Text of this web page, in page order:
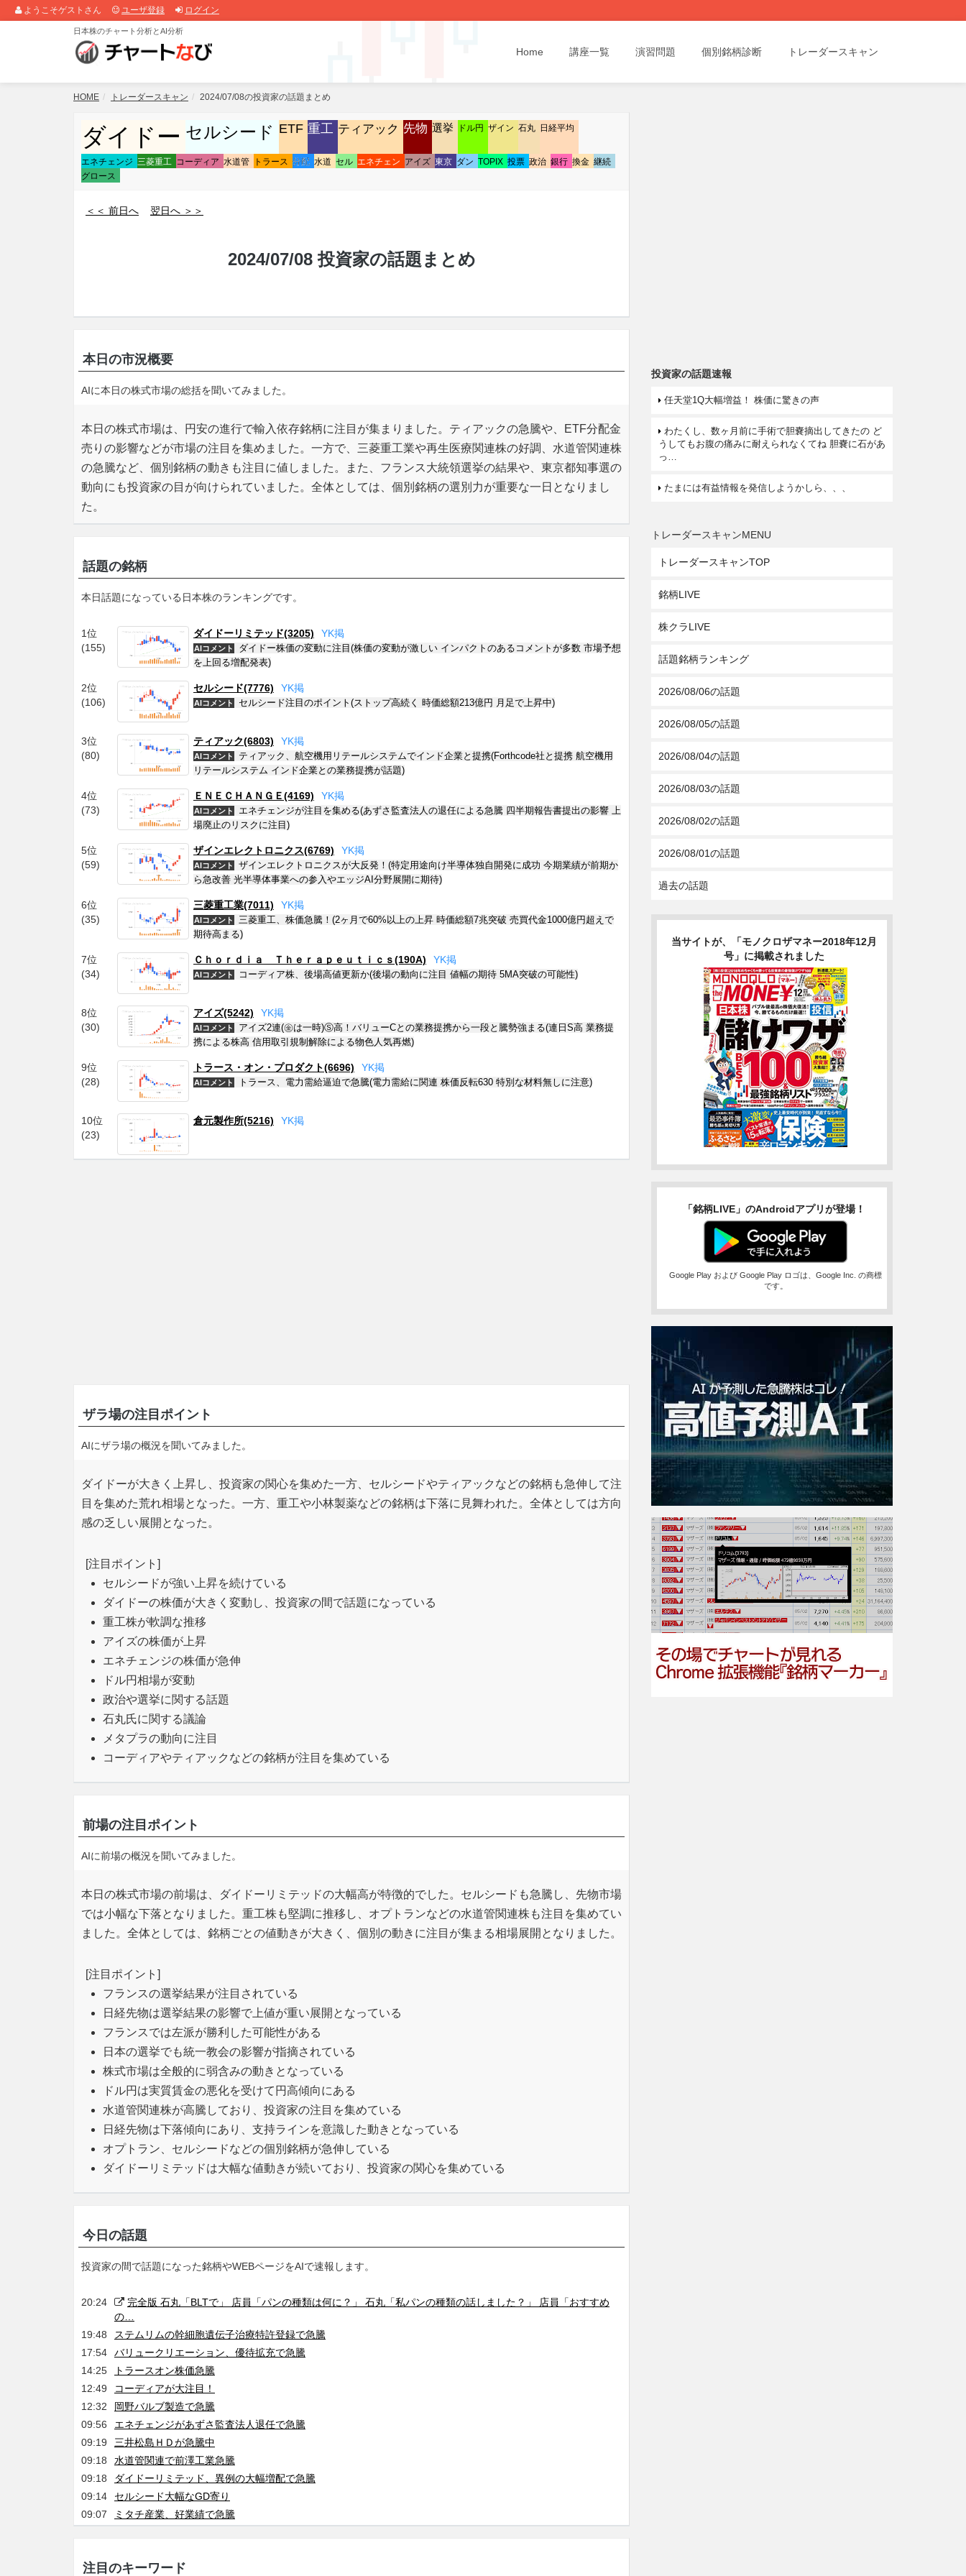
ようこそゲストさん ユーザ登録 ログイン
日本株のチャート分析とAI分析
Home 講座一覧 演習問題 個別銘柄診断 トレーダースキャン
HOME トレーダースキャン 2024/07/08の投資家の話題まとめ
ダイドー セルシード ETF 重工 ティアック 先物 選挙 ドル円 ザイン 石丸 日経平均
エネチェンジ 三菱重工 コーディア 水道管 トラース 分配 水道 セル エネチェン アイズ 東京 ダン TOPIX 投票 政治 銀行 換金 継続
グロース
＜＜ 前日へ 翌日へ ＞＞
2024/07/08 投資家の話題まとめ
本日の市況概要
AIに本日の株式市場の総括を聞いてみました。
本日の株式市場は、円安の進行で輸入依存銘柄に注目が集まりました。ティアックの急騰や、ETF分配金
売りの影響などが市場の注目を集めました。一方で、三菱重工業や再生医療関連株の好調、水道管関連株
の急騰など、個別銘柄の動きも注目に値しました。また、フランス大統領選挙の結果や、東京都知事選の
動向にも投資家の目が向けられていました。全体としては、個別銘柄の選別力が重要な一日となりまし
た。
話題の銘柄
本日話題になっている日本株のランキングです。
1位
(155)
ダイドーリミテッド(3205) YK掲
AIコメント
ダイドー株価の変動に注目(株価の変動が激しい インパクトのあるコメントが多数 市場予想
を上回る増配発表)
2位
(106)
セルシード(7776) YK掲
AIコメント セルシード注目のポイント(ストップ高続く 時価総額213億円 月足で上昇中)
3位
(80)
ティアック(6803) YK掲
AIコメント
ティアック、航空機用リテールシステムでインド企業と提携(Forthcode社と提携 航空機用
リテールシステム インド企業との業務提携が話題)
4位
(73)
ＥＮＥＣＨＡＮＧＥ(4169) YK掲
AIコメント
エネチェンジが注目を集める(あずさ監査法人の退任による急騰 四半期報告書提出の影響 上
場廃止のリスクに注目)
5位
(59)
ザインエレクトロニクス(6769) YK掲
AIコメント
ザインエレクトロニクスが大反発！(特定用途向け半導体独自開発に成功 今期業績が前期か
ら急改善 光半導体事業への参入やエッジAI分野展開に期待)
6位
(35)
三菱重工業(7011) YK掲
AIコメント
三菱重工、株価急騰！(2ヶ月で60%以上の上昇 時価総額7兆突破 売買代金1000億円超えで
期待高まる)
7位
(34)
Ｃｈｏｒｄｉａ Ｔｈｅｒａｐｅｕｔｉｃｓ(190A) YK掲
AIコメント コーディア株、後場高値更新か(後場の動向に注目 値幅の期待 5MA突破の可能性)
8位
(30)
アイズ(5242) YK掲
AIコメント
アイズ2連(㊎は一時)Ⓢ高！バリューCとの業務提携から一段と騰勢強まる(連日S高 業務提
携による株高 信用取引規制解除による物色人気再燃)
9位
(28)
トラース・オン・プロダクト(6696) YK掲
AIコメント トラース、電力需給逼迫で急騰(電力需給に関連 株価反転630 特別な材料無しに注意)
10位
(23)
倉元製作所(5216) YK掲
ザラ場の注目ポイント
AIにザラ場の概況を聞いてみました。
ダイドーが大きく上昇し、投資家の関心を集めた一方、セルシードやティアックなどの銘柄も急伸して注
目を集めた荒れ相場となった。一方、重工や小林製薬などの銘柄は下落に見舞われた。全体としては方向
感の乏しい展開となった。
[注目ポイント]
セルシードが強い上昇を続けている
ダイドーの株価が大きく変動し、投資家の間で話題になっている
重工株が軟調な推移
アイズの株価が上昇
エネチェンジの株価が急伸
ドル円相場が変動
政治や選挙に関する話題
石丸氏に関する議論
メタプラの動向に注目
コーディアやティアックなどの銘柄が注目を集めている
前場の注目ポイント
AIに前場の概況を聞いてみました。
本日の株式市場の前場は、ダイドーリミテッドの大幅高が特徴的でした。セルシードも急騰し、先物市場
では小幅な下落となりました。重工株も堅調に推移し、オプトランなどの水道管関連株も注目を集めてい
ました。全体としては、銘柄ごとの値動きが大きく、個別の動きに注目が集まる相場展開となりました。
[注目ポイント]
フランスの選挙結果が注目されている
日経先物は選挙結果の影響で上値が重い展開となっている
フランスでは左派が勝利した可能性がある
日本の選挙でも統一教会の影響が指摘されている
株式市場は全般的に弱含みの動きとなっている
ドル円は実質賃金の悪化を受けて円高傾向にある
水道管関連株が高騰しており、投資家の注目を集めている
日経先物は下落傾向にあり、支持ラインを意識した動きとなっている
オプトラン、セルシードなどの個別銘柄が急伸している
ダイドーリミテッドは大幅な値動きが続いており、投資家の関心を集めている
今日の話題
投資家の間で話題になった銘柄やWEBページをAIで速報します。
20:24
完全版 石丸「BLTで」 店員「パンの種類は何に？」 石丸「私パンの種類の話しました？」 店員「おすすめ
の…
19:48
ステムリムの幹細胞遺伝子治療特許登録で急騰
17:54
バリュークリエーション、優待拡充で急騰
14:25
トラースオン株価急騰
12:49
コーディアが大注目！
12:32
岡野バルブ製造で急騰
09:56
エネチェンジがあずさ監査法人退任で急騰
09:19
三井松島ＨＤが急騰中
09:18
水道管関連で前澤工業急騰
09:18
ダイドーリミテッド、異例の大幅増配で急騰
09:14
セルシード大幅なGD寄り
09:07
ミタチ産業、好業績で急騰
注目のキーワード
投資家の話題速報
任天堂1Q大幅増益！ 株価に驚きの声
わたくし、数ヶ月前に手術で胆嚢摘出してきたの ど
うしてもお腹の痛みに耐えられなくてね 胆嚢に石があ
っ…
たまには有益情報を発信しようかしら、、、
トレーダースキャンMENU
トレーダースキャンTOP
銘柄LIVE
株クラLIVE
話題銘柄ランキング
2026/08/06の話題
2026/08/05の話題
2026/08/04の話題
2026/08/03の話題
2026/08/02の話題
2026/08/01の話題
過去の話題
当サイトが、「モノクロザマネー2018年12月
号」に掲載されました
「銘柄LIVE」のAndroidアプリが登場！
Google Play および Google Play ロゴは、Google Inc. の商標
です。